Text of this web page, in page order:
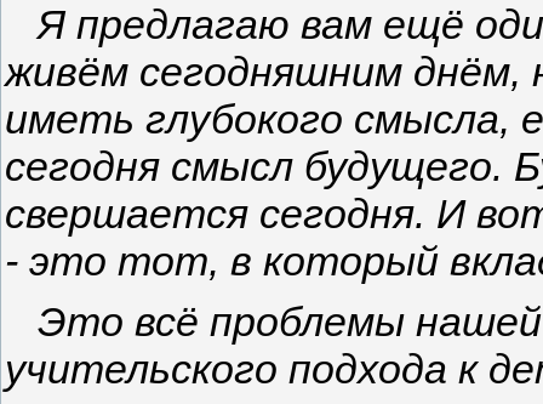
Я предлагаю вам ещё
живём сегодняшним днём,
иметь глубокого смысла,
сегодня смысл будущего.
свершается сегодня. И
- это тот, в который
Это всё проблемы нашей
учительского подхода к